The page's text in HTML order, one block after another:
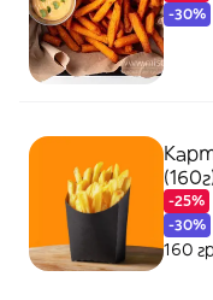
-30%
-25%
-30%
160